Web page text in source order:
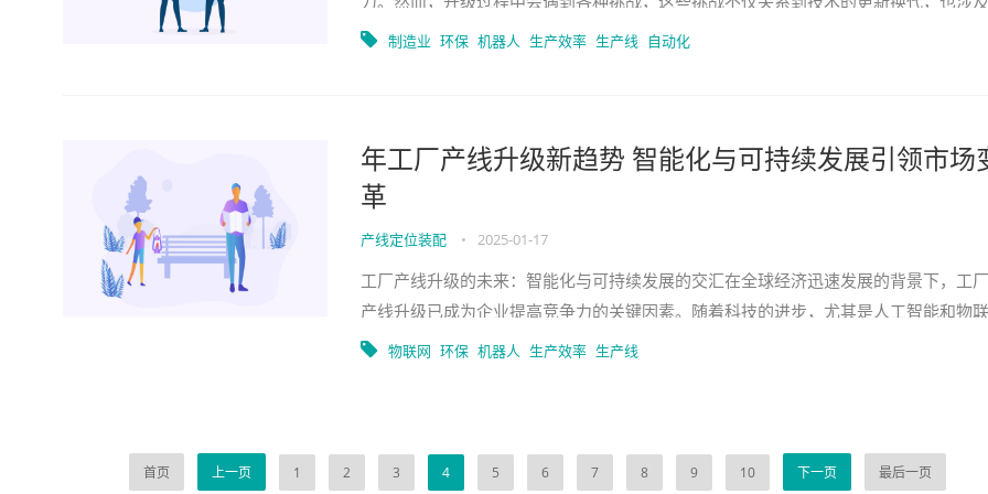
人力资源的管理、生产效率的提升以及市场需求的变
制造业 环保 机器人 生产效率 生产线 自动化
年工厂产线升级新趋势 智能化与可持续发展引领市场
革
产线定位装配 • 2025-01-17
工厂产线升级的未来：智能化与可持续发展的交汇在全球经济迅速发展的背景下，工
产线升级已成为企业提高竞争力的关键因素。随着科技的进步，尤其是人工智能和物
的应用，传统的生产模式正在被彻底颠覆。本文将
物联网 环保 机器人 生产效率 生产线
首页 上一页 1 2 3 4 5 6 7 8 9 10 下一页 最后一页